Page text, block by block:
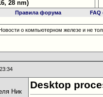
28 nm)
Правила форума
о компьютерном железе и не
Desktop